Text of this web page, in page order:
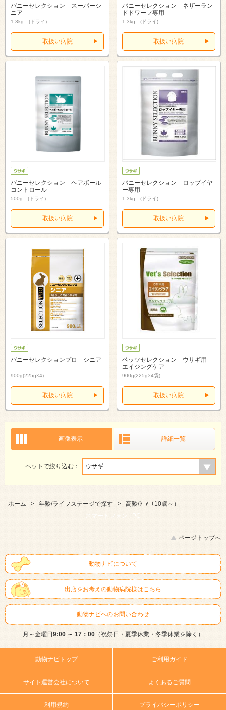
バニーセレクション スーパーシ
ニア
1.3kg (ドライ)
取扱い病院
バニーセレクション ネザーラン
ドドワーフ専用
1.3kg (ドライ)
取扱い病院
バニーセレクション ヘアボール
コントロール
500g (ドライ)
取扱い病院
バニーセレクション ロップイヤ
ー専用
1.3kg (ドライ)
取扱い病院
バニーセレクションプロ シニア
900g(225g×4)
取扱い病院
ベッツセレクション ウサギ用
エイジングケア
900g(225g×4袋)
取扱い病院
画像表示 詳細一覧
ペットで絞り込む：
ホーム > 年齢/ライフステージで探す >
高齢/ｼﾆｱ（10歳～）
スマートフォン |
PC
ページトップへ
動物ナビについて
出店をお考えの動物病院様はこちら
動物ナビへのお問い合わせ
月～金曜日9:00 ～ 17：00（祝祭日・夏季休業・冬季休業を除く）
動物ナビトップ ご利用ガイド
サイト運営会社について よくあるご質問
利用規約 プライバシーポリシー